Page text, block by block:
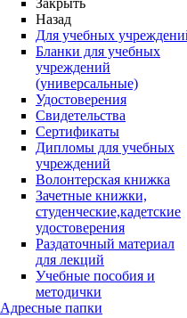
Назад
Для учебных
Бланки для учебных
учреждений
(универсальные)
Удостоверения
Свидетельства
Сертификаты
Дипломы для учебных
учреждений
Волонтерская книжка
Зачетные книжки,
студенческие,кадетские
удостоверения
Раздаточный материал
для лекций
Учебные пособия и
методички
Адресные папки